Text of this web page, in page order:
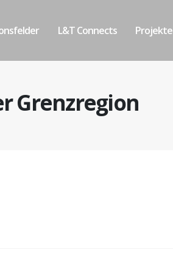
L&T Connects Projekte
Grenzregion